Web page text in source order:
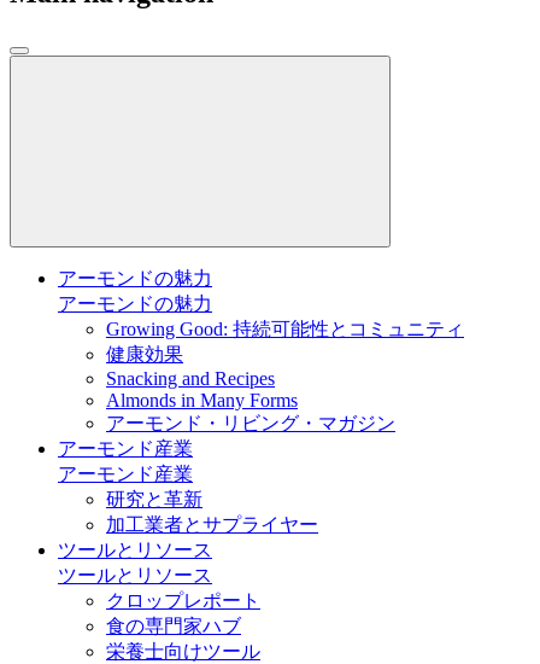
アーモンドの魅力
アーモンドの魅力
Growing Good: 持続可能性とコミュニティ
健康効果
Snacking and Recipes
Almonds in Many Forms
アーモンド・リビング・マガジン
アーモンド産業
アーモンド産業
研究と革新
加工業者とサプライヤー
ツールとリソース
ツールとリソース
クロップレポート
食の専門家ハブ
栄養士向けツール